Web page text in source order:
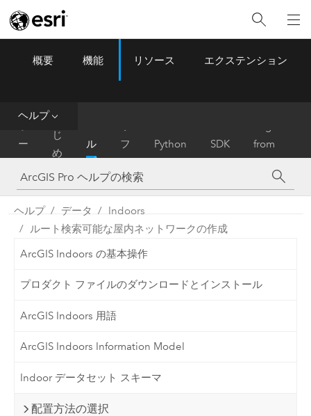
ArcGIS Pro Menu
概要 機能 リソース エクステンション
ヘルプ
ー
ム
は
じ
め
に
ル
プ
フ
ァ
レ
ン
ス
Python SDK
from
ArcMap
ヘルプ データ
Indoors
ルート検索可能な屋内ネットワークの作成
ArcGIS Indoors の基本操作
プロダクト ファイルのダウンロードとインストール
ArcGIS Indoors 用語
ArcGIS Indoors Information Model
Indoor データセット スキーマ
配置方法の選択